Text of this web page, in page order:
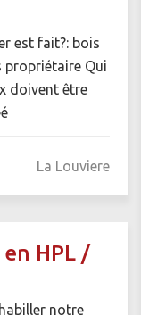
est fait?: bois
propriétaire Qui
doivent être
La Louviere
HPL /
notre